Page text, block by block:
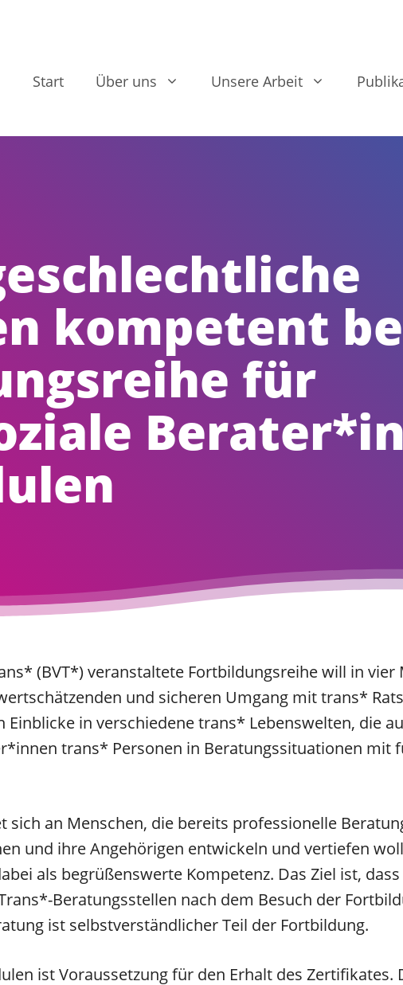
Start Über uns Unsere Arbeit
kompetent
für
(BVT*) veranstaltete Fortbildungsreihe will in
und sicheren Umgang mit trans*
Einblicke in verschiedene trans* Lebenswelten, die
trans* Personen in Beratungssituationen mit
sich an Menschen, die bereits professionelle
und ihre Angehörigen entwickeln und vertiefen
als begrüßenswerte Kompetenz. Das Ziel ist,
Beratungsstellen nach dem Besuch der
ist selbstverständlicher Teil der Fortbildung.
ist Voraussetzung für den Erhalt des